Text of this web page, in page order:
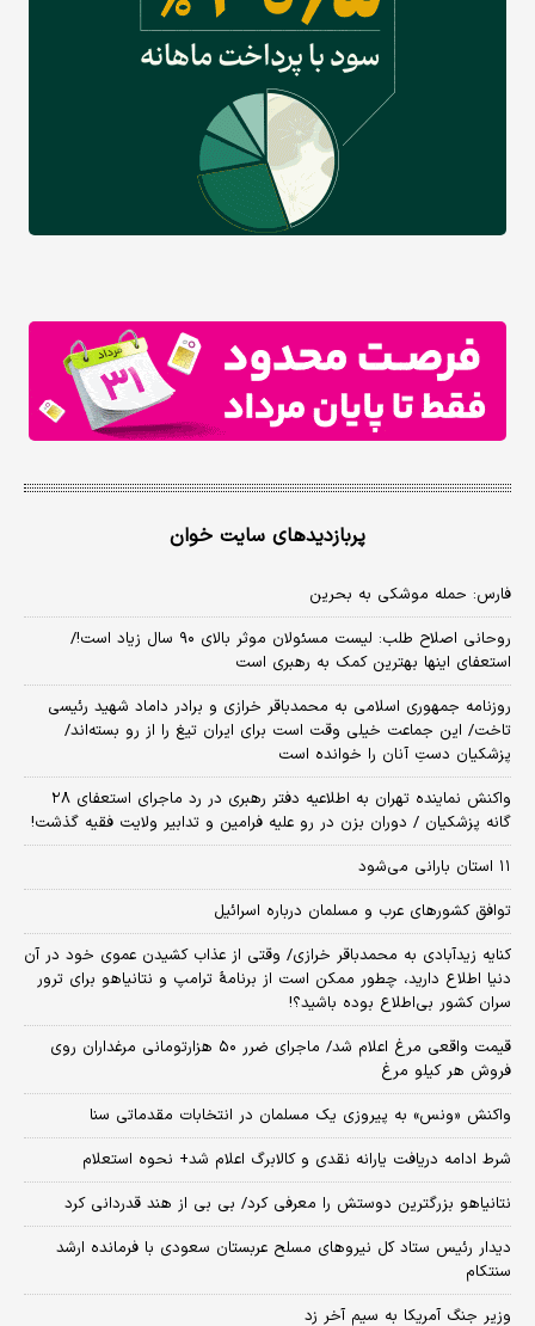
پربازدیدهای سایت خوان
فارس: حمله موشکی به بحرین
روحانی اصلاح طلب: ‌لیست مسئولان موثر بالای ۹۰ سال زیاد است!/
استعفای اینها بهترین کمک به رهبری است
روزنامه جمهوری اسلامی به محمدباقر خرازی و برادر داماد شهید رئیسی
تاخت/ این جماعت خیلی وقت است برای ایران تیغ را از رو بسته‌اند/
پزشکیان دستِ آنان را خوانده است
واکنش نماینده تهران به اطلاعیه دفتر رهبری در رد ماجرای استعفای ۲۸
گانه پزشکیان / دوران بزن در رو علیه فرامین و تدابیر ولایت فقیه گذشت!
۱۱ استان بارانی می‌شود
توافق کشورهای عرب و مسلمان درباره اسرائیل
کنایه زیدآبادی به محمدباقر خرازی/ وقتی از عذاب کشیدن عموی خود در آن
دنیا اطلاع دارید، چطور ممکن است از برنامهٔ ترامپ و نتانیاهو برای ترور
سران کشور بی‌اطلاع بوده باشید؟!
قیمت واقعی مرغ اعلام شد/ ماجرای ضرر ۵۰ هزارتومانی مرغداران روی
فروش هر کیلو مرغ
واکنش «ونس» به پیروزی یک مسلمان در انتخابات مقدماتی سنا
شرط ادامه دریافت یارانه نقدی و کالابرگ اعلام شد+ نحوه استعلام
نتانیاهو بزرگترین دوستش را معرفی کرد/ بی بی از هند قدردانی کرد
دیدار رئیس ستاد کل نیروهای مسلح عربستان سعودی با فرمانده ارشد
سنتکام
وزیر جنگ آمریکا به سیم آخر زد